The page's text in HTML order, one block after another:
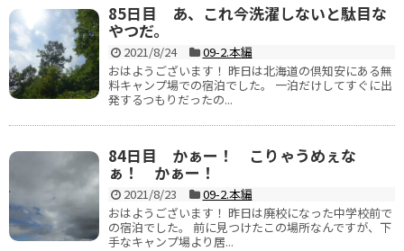
85日目 あ、これ今洗濯しないと駄目な
やつだ。
2021/8/24
09-2.本編
おはようございます！ 昨日は北海道の倶知安にある無
料キャンプ場での宿泊でした。 一泊だけしてすぐに出
発するつもりだったの...
84日目 かぁー！ こりゃうめぇな
ぁ！ かぁー！
2021/8/23
09-2.本編
おはようございます！ 昨日は廃校になった中学校前で
の宿泊でした。 前に見つけたこの場所なんですが、下
手なキャンプ場より居...